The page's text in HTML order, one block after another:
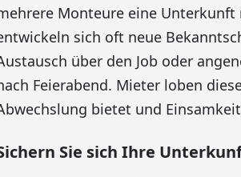
Monteure eine Unterkunft
sich oft neue
über den Job oder
Feierabend. Mieter loben
bietet und
Sie sich Ihre